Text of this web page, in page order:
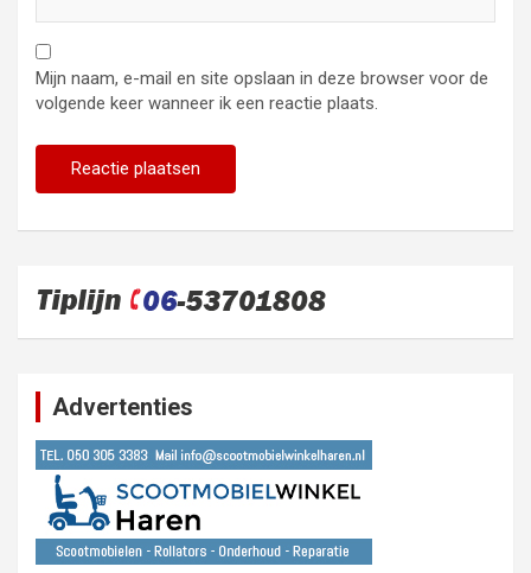
Mijn naam, e-mail en site opslaan in deze browser voor de
volgende keer wanneer ik een reactie plaats.
Advertenties